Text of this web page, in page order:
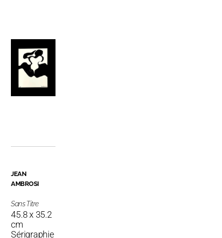
JEAN
AMBROSI
Sans Titre
45.8 x 35.2
cm
Sérigraphie